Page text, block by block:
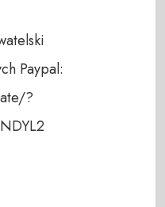
Paypal:
?